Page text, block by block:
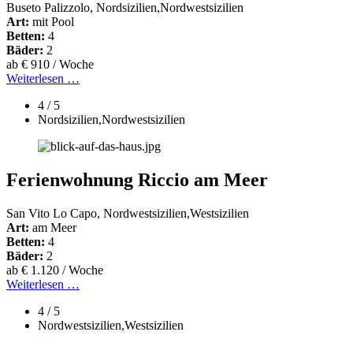
Buseto Palizzolo, Nordsizilien,Nordwestsizilien
Art: mit Pool
Betten: 4
Bäder: 2
ab € 910 / Woche
Weiterlesen …
4 / 5
Nordsizilien,Nordwestsizilien
Ferienwohnung Riccio am Meer
San Vito Lo Capo, Nordwestsizilien,Westsizilien
Art: am Meer
Betten: 4
Bäder: 2
ab € 1.120 / Woche
Weiterlesen …
4 / 5
Nordwestsizilien,Westsizilien